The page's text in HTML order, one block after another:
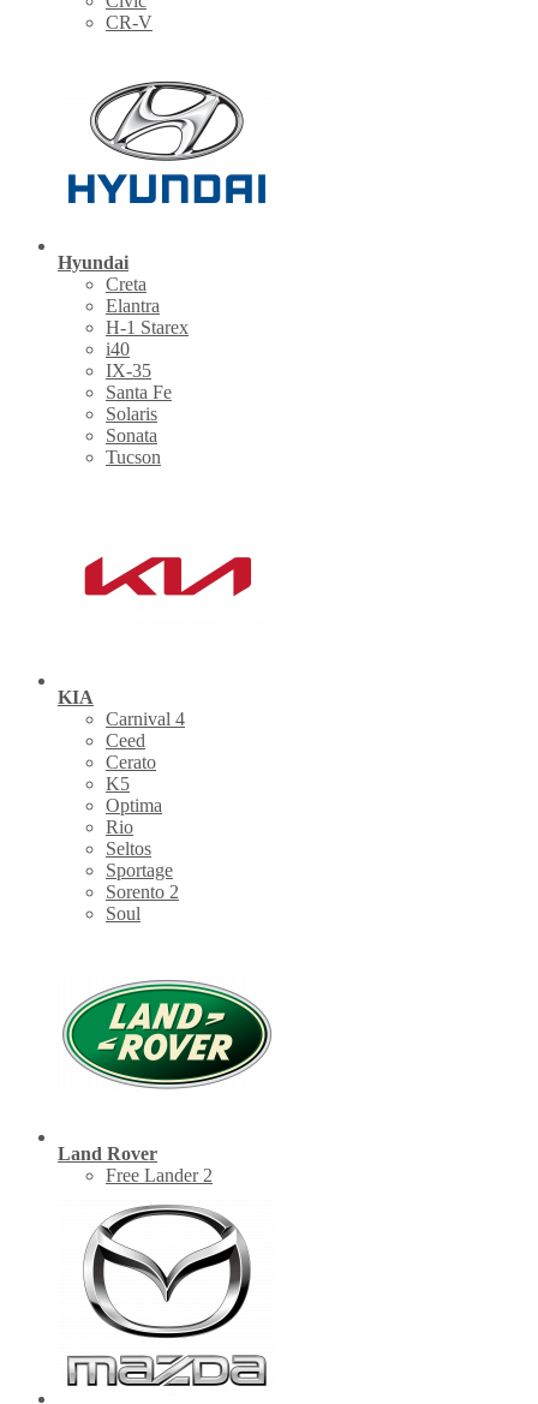
CR-V
Hyundai
Creta
Elantra
H-1 Starex
i40
IX-35
Santa Fe
Solaris
Sonata
Tucson
KIA
Carnival 4
Ceed
Cerato
K5
Optima
Rio
Seltos
Sportage
Sorento 2
Soul
Land Rover
Free Lander 2